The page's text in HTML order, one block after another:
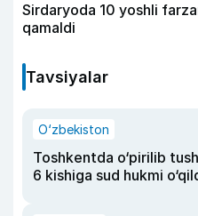
Sirdaryoda 10 yoshli
qamaldi
Tavsiyalar
O‘zbekiston
Toshkentda o‘pirilib
6 kishiga sud hukmi